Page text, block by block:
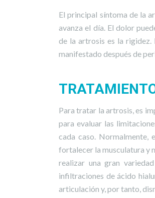
El principal síntoma de la
avanza el día. El dolor
de la artrosis es la rigidez.
manifestado después de
Para tratar la artrosis, es
para evaluar las
cada caso. Normalmente,
fortalecer la musculatura y
realizar una gran
infiltraciones de ácido
articulación y, por tanto,